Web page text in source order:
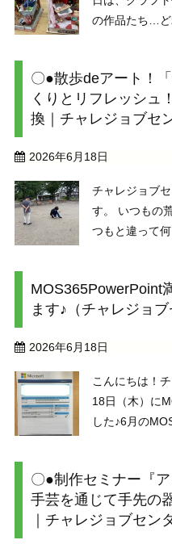
の作品たち…ど
時 ...
〇●散歩deアート！
くりとリフレッシュ
換｜チャレジョブセ
2026年6月18日
チャレジョブ
す。 いつもの
つもと違って
な方が多く一
ました。 ...
MOS365PowerPoint
ます♪（チャレジョブ
2026年6月18日
こんにちは！
18日（木）に
した♪6月の
だきました！
〇●制作セミナー『
手芸を通じて手先の
｜チャレジョブセン